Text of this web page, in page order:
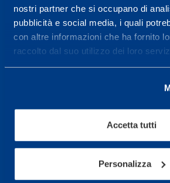
nostri partner che si occupano di
pubblicità e social media, i quali
con altre informazioni che ha fornito
raccolto dal suo utilizzo dei loro
Accetta tutti
Personalizza
Centro servizi per
prestazione ed il
wellness.
Maggiori
Servizi Medici